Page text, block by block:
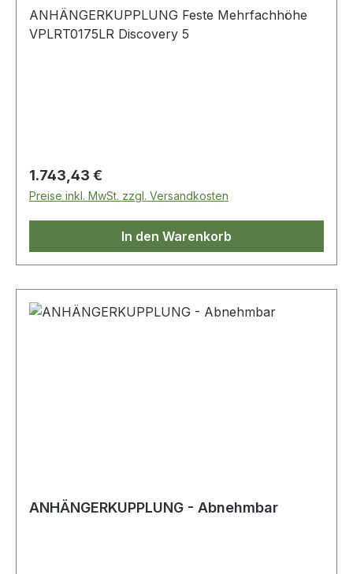
ANHÄNGERKUPPLUNG Feste Mehrfachhöhe
Regulärer Preis:
1.743,43 €
Preise inkl. MwSt. zzgl. Versandkosten
In den Warenkorb
ANHÄNGERKUPPLUNG - Abnehmbar